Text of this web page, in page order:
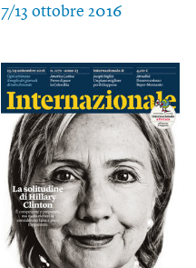
7/13 ottobre 2016